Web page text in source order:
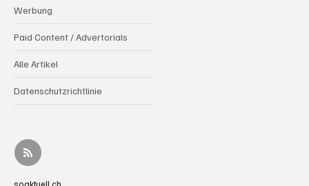
Werbung
Paid Content / Advertorials
Alle Artikel
Datenschutzrichtlinie